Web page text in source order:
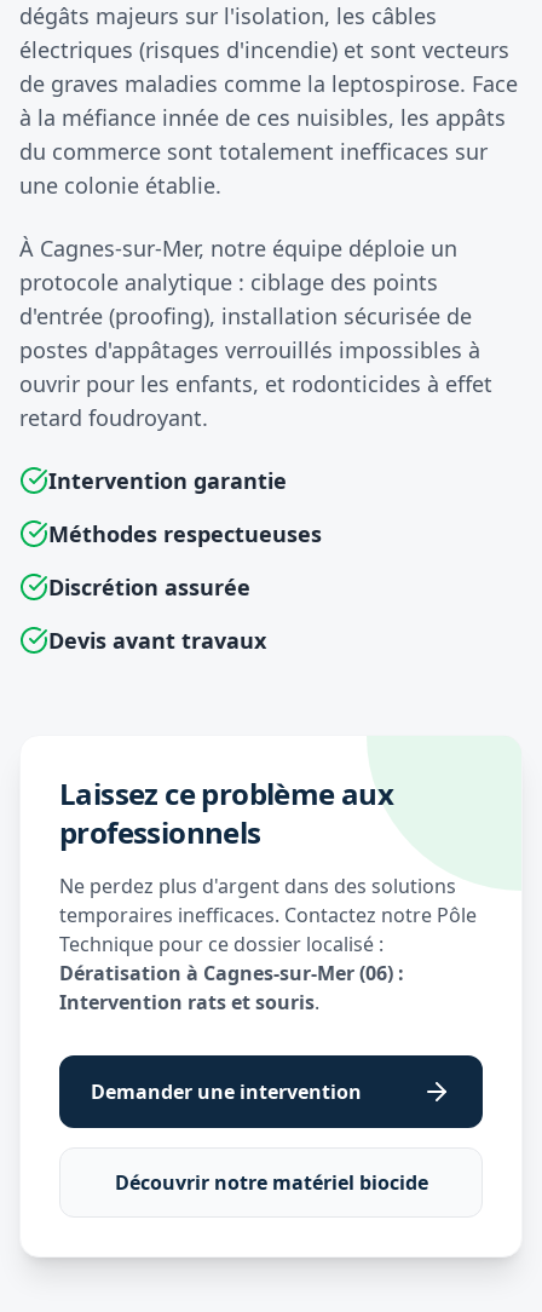
dégâts majeurs sur l'isolation, les câbles
électriques (risques d'incendie) et sont vecteurs
de graves maladies comme la leptospirose. Face
à la méfiance innée de ces nuisibles, les appâts
du commerce sont totalement inefficaces sur
une colonie établie.
À Cagnes-sur-Mer, notre équipe déploie un
protocole analytique : ciblage des points
d'entrée (proofing), installation sécurisée de
postes d'appâtages verrouillés impossibles à
ouvrir pour les enfants, et rodonticides à effet
retard foudroyant.
Intervention garantie
Méthodes respectueuses
Discrétion assurée
Devis avant travaux
Laissez ce problème aux
professionnels
Ne perdez plus d'argent dans des solutions
temporaires inefficaces. Contactez notre Pôle
Technique pour ce dossier localisé :
Dératisation à Cagnes-sur-Mer (06) :
Intervention rats et souris.
Demander une intervention
Découvrir notre matériel biocide